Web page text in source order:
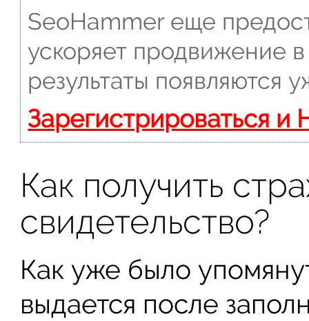
SeoHammer еще
ускоряет продвижение
результаты появляются
Зарегистрироваться и
Как получить
свидетельство?
Как уже было
выдается после